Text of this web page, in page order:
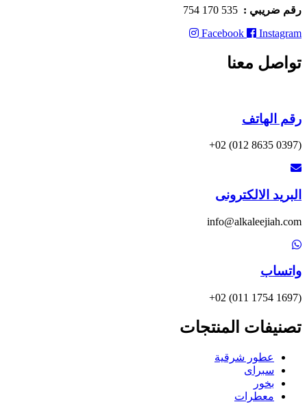
رقم ضريبي :
Facebook
Instagram
تواصل معنا
رقم الهاتف
(0397 8635 012) 02+
البريد الالكترونى
info@alkaleejiah.com
واتساب
(1697 1754 011) 02+
تصنيفات المنتجات
عطور شرقية
سبراى
بخور
معطرات